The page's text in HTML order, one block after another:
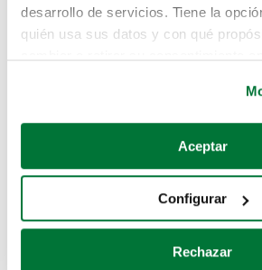
desarrollo de servicios. Tiene la
quién usa sus datos y con qué
Si lo permite, también quisiéramos:
Recopilar información sobre su
Identificar su dispositivo
para buscar características
Aceptar
Configurar
Rechazar
Pero puedes encontrar el coche
buscando en alguno de estos
Coches de segunda mano
Coches de km0